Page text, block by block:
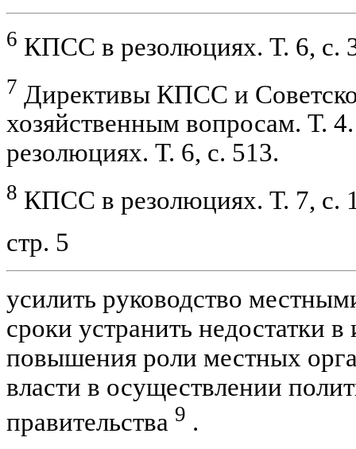
6 КПСС в резолюциях. Т. 6, с.
7 Директивы КПСС и
хозяйственным вопросам. Т.
резолюциях. Т. 6, с. 513.
8 КПСС в резолюциях. Т. 7, с.
стр. 5
усилить руководство
сроки устранить недостатки в
повышения роли местных
власти в осуществлении
правительства 9 .